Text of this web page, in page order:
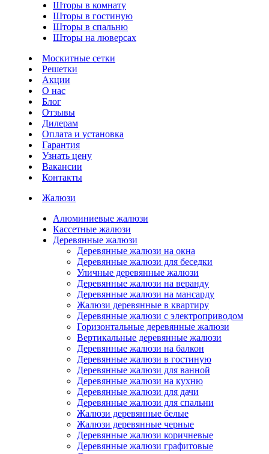
Шторы в комнату
Шторы в гостиную
Шторы в спальню
Шторы на люверсах
Москитные сетки
Решетки
Акции
О нас
Блог
Отзывы
Дилерам
Оплата и установка
Гарантия
Узнать цену
Вакансии
Контакты
Жалюзи
Алюминиевые жалюзи
Кассетные жалюзи
Деревянные жалюзи
Деревянные жалюзи на окна
Деревянные жалюзи для беседки
Уличные деревянные жалюзи
Деревянные жалюзи на веранду
Деревянные жалюзи на мансарду
Жалюзи деревянные в квартиру
Деревянные жалюзи с электроприводом
Горизонтальные деревянные жалюзи
Вертикальные деревянные жалюзи
Деревянные жалюзи на балкон
Деревянные жалюзи в гостиную
Деревянные жалюзи для ванной
Деревянные жалюзи на кухню
Деревянные жалюзи для дачи
Деревянные жалюзи для спальни
Жалюзи деревянные белые
Жалюзи деревянные черные
Деревянные жалюзи коричневые
Деревянные жалюзи графитовые